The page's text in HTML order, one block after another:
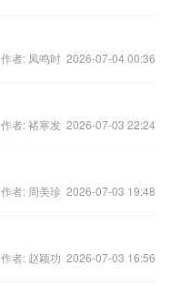
作者: 凤鸣时 2026-07-04 00:36
作者: 褚寒发 2026-07-03 22:24
作者: 周美珍 2026-07-03 19:48
作者: 赵颖功 2026-07-03 16:56